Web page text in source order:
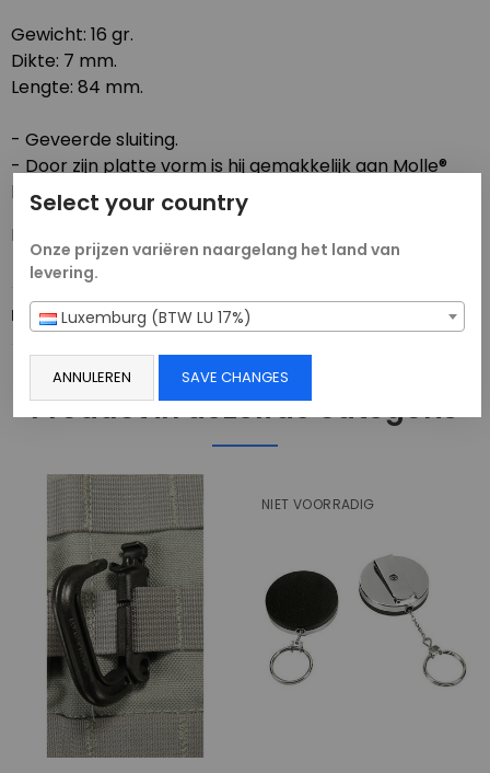
Select your country
Onze prijzen variëren naargelang het land van
levering.
Luxemburg (BTW LU 17%)
ANNULEREN SAVE CHANGES
Gewicht: 16 gr.
Dikte: 7 mm.
Lengte: 84 mm.
- Geveerde sluiting.
- Door zijn platte vorm is hij gemakkelijk aan Molle®
lussen te bevestigen.
Niet geschikt om te klimmen.
PRODUCTDETAILS
Product in dezelfde categorie
NIET VOORRADIG